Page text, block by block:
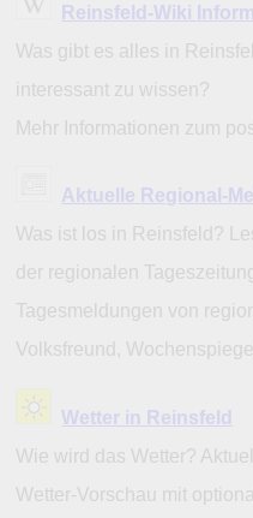
Reinsfeld-Wiki
Was gibt es alles in
interessant zu wissen?
Mehr Informationen zum
Aktuelle Regional-
Was ist los in Reinsfeld?
der regionalen
Tagesmeldungen von
Volksfreund,
Wetter in Reinsfeld
Wie wird das Wetter?
Wetter-Vorschau mit